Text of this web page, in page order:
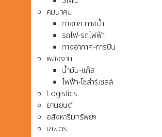
คมนาคม
ทางบก-ทางน้ำ
รถไฟ-รถไฟฟ้า
ทางอากาศ-การบิน
พลังงาน
น้ำมัน-แก๊ส
ไฟฟ้า-โซล่าร์เซลล์
Logistics
ยานยนต์
อสังหาริมทรัพย์ฯ
เกษตร